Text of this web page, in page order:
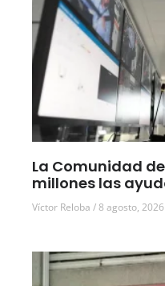
La Comunidad
millones las
Víctor Reloba 8 agosto, 2026